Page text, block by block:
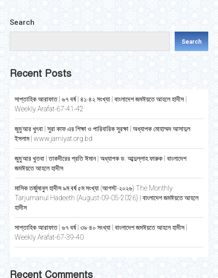
Search
Search
Recent Posts
সাপ্তাহিক আরাফাত | ৬৭ বর্ষ | ৪১-৪২ সংখ্যা | বাংলাদেশ জমঈয়তে আহলে হাদীস |
Weekly Arafat-67-41-42
জুমু’আর খুৎবা | সুরা কাফ এর শিক্ষা ও পারিবারিক সুরক্ষা | অধ্যাপক মোহাম্মদ আসাদুল
ইসলাম | www.jamiyat.org.bd
জুমু’আর খুতবা | তাকদীরের প্রতি ঈমান | অধ্যাপক ড. আব্দুল্লাহ ফারুক | বাংলাদেশ
জমঈয়তে আহলে হাদীস
মাসিক তর্জুমানুল হাদীস ৯ম বর্ষ ৫ম সংখ্যা (আগস্ট-২০২৬) The Monthly
Tarjumanul Hadeeth (August-09-05-2026) | বাংলাদেশ জমঈয়তে আহলে
হাদীস
সাপ্তাহিক আরাফাত | ৬৭ বর্ষ | ৩৯-৪০ সংখ্যা | বাংলাদেশ জমঈয়তে আহলে হাদীস |
Weekly Arafat-67-39-40
Recent Comments